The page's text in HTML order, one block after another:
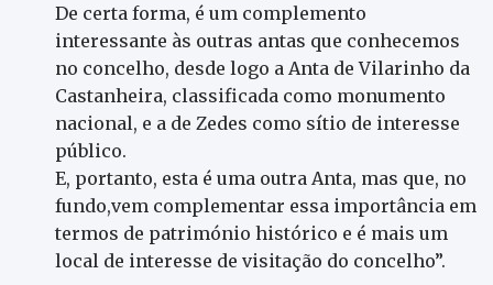
De certa forma, é um complemento
interessante às outras antas que conhecemos
no concelho, desde logo a Anta de Vilarinho da
Castanheira, classificada como monumento
nacional, e a de Zedes como sítio de interesse
público.
E, portanto, esta é uma outra Anta, mas que, no
fundo,vem complementar essa importância em
termos de património histórico e é mais um
local de interesse de visitação do concelho”.